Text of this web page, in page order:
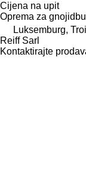
Cijena na upit
Oprema za
Luksemburg,
Reiff Sarl
Kontaktirajte